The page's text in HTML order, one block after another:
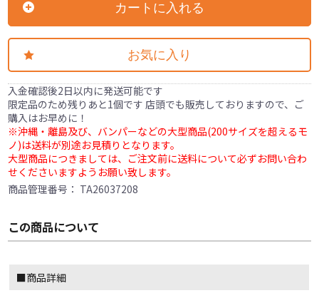
カートに入れる
お気に入り
入金確認後2日以内に発送可能です
限定品のため残りあと1個です 店頭でも販売しておりますので、ご
購入はお早めに！
※沖縄・離島及び、バンパーなどの大型商品(200サイズを超えるモ
ノ)は送料が別途お見積りとなります。
大型商品につきましては、ご注文前に送料について必ずお問い合わ
せくださいますようお願い致します。
商品管理番号： TA26037208
この商品について
■商品詳細